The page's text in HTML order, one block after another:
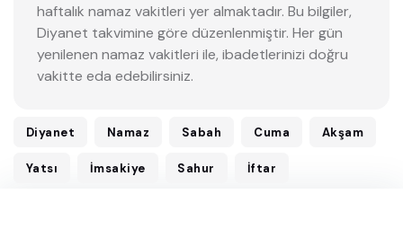
haftalık namaz vakitleri yer almaktadır. Bu bilgiler,
Diyanet takvimine göre düzenlenmiştir. Her gün
yenilenen namaz vakitleri ile, ibadetlerinizi doğru
vakitte eda edebilirsiniz.
Diyanet Namaz Sabah Cuma Akşam
Yatsı İmsakiye Sahur İftar